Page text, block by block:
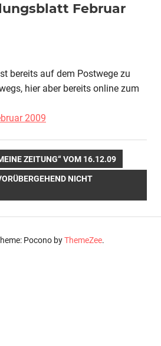
Februar
Mitteilungsblatt
Februar
bereits auf dem Postwege zu
hier aber bereits online zum
2009
ZEITUNG“ VOM 16.12.09
NICHT
Pocono byThemeZee.